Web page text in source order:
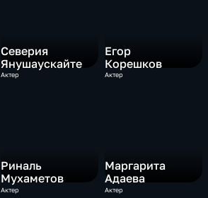
Северия
Янушаускайте
Актер
Егор
Корешков
Актер
Риналь
Мухаметов
Актер
Маргарита
Адаева
Актер